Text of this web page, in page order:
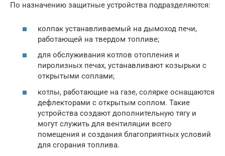
По назначению защитные устройства подразделяются:
колпак устанавливаемый на дымоход печи,
работающей на твердом топливе;
для обслуживания котлов отопления и
пиролизных печах, устанавливают козырьки с
открытыми соплами;
котлы, работающие на газе, солярке оснащаются
дефлекторами с открытым соплом. Такие
устройства создают дополнительную тягу и
могут служить для вентиляции всего
помещения и создания благоприятных условий
для сгорания топлива.